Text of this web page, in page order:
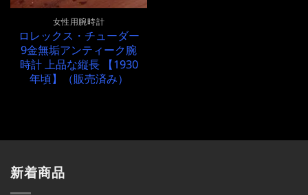
女性用腕時計
ロレックス・チューダー
9金無垢アンティーク腕
時計 上品な縦長 【1930
年頃】（販売済み）
新着商品